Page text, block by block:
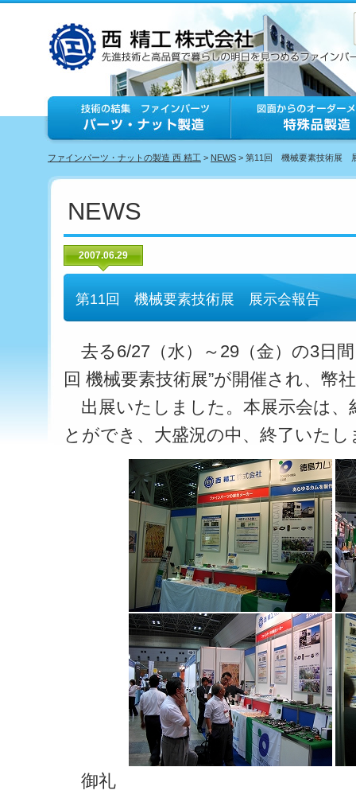
ファインパーツ・ナットの製造 西 精工 > NEWS > 第11回 機械要素技術展
NEWS
2007.06.29
第11回 機械要素技術展 展示会報告
去る6/27（水）～29（金）の3日
回 機械要素技術展”が開催され、幣
出展いたしました。本展示会は、
とができ、大盛況の中、終了いたし
御礼